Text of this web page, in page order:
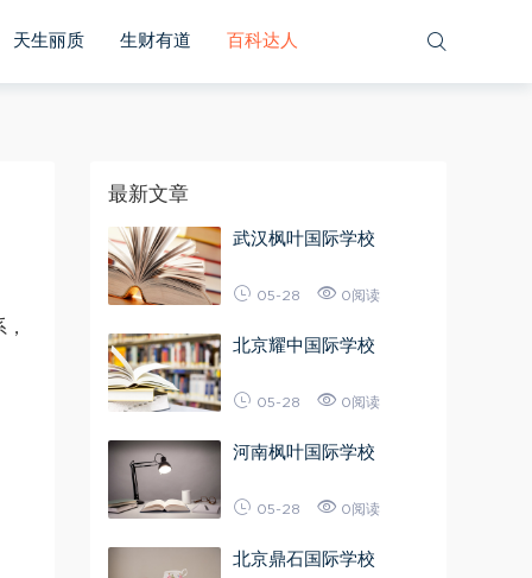
天生丽质 生财有道 百科达人
最新文章
武汉枫叶国际学校
05-28 0阅读
北京耀中国际学校
05-28 0阅读
河南枫叶国际学校
05-28 0阅读
北京鼎石国际学校